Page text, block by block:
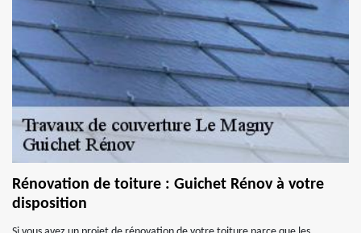
Rénovation de toiture : Guichet Rénov à votre
disposition